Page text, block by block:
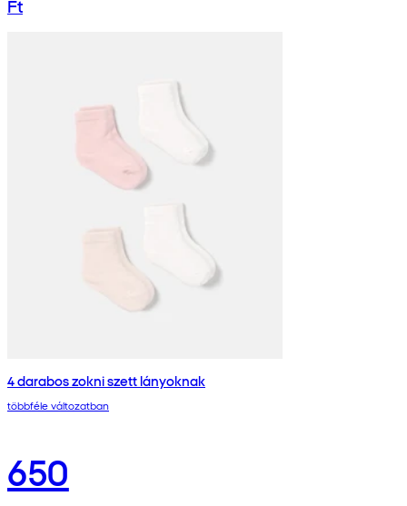
Ft
4 darabos zokni szett lányoknak
többféle változatban
650